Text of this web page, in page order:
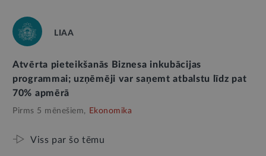
LIAA
Atvērta pieteikšanās Biznesa inkubācijas
programmai; uzņēmēji var saņemt atbalstu līdz pat
70% apmērā
Pirms 5 mēnešiem, Ekonomika
Viss par šo tēmu